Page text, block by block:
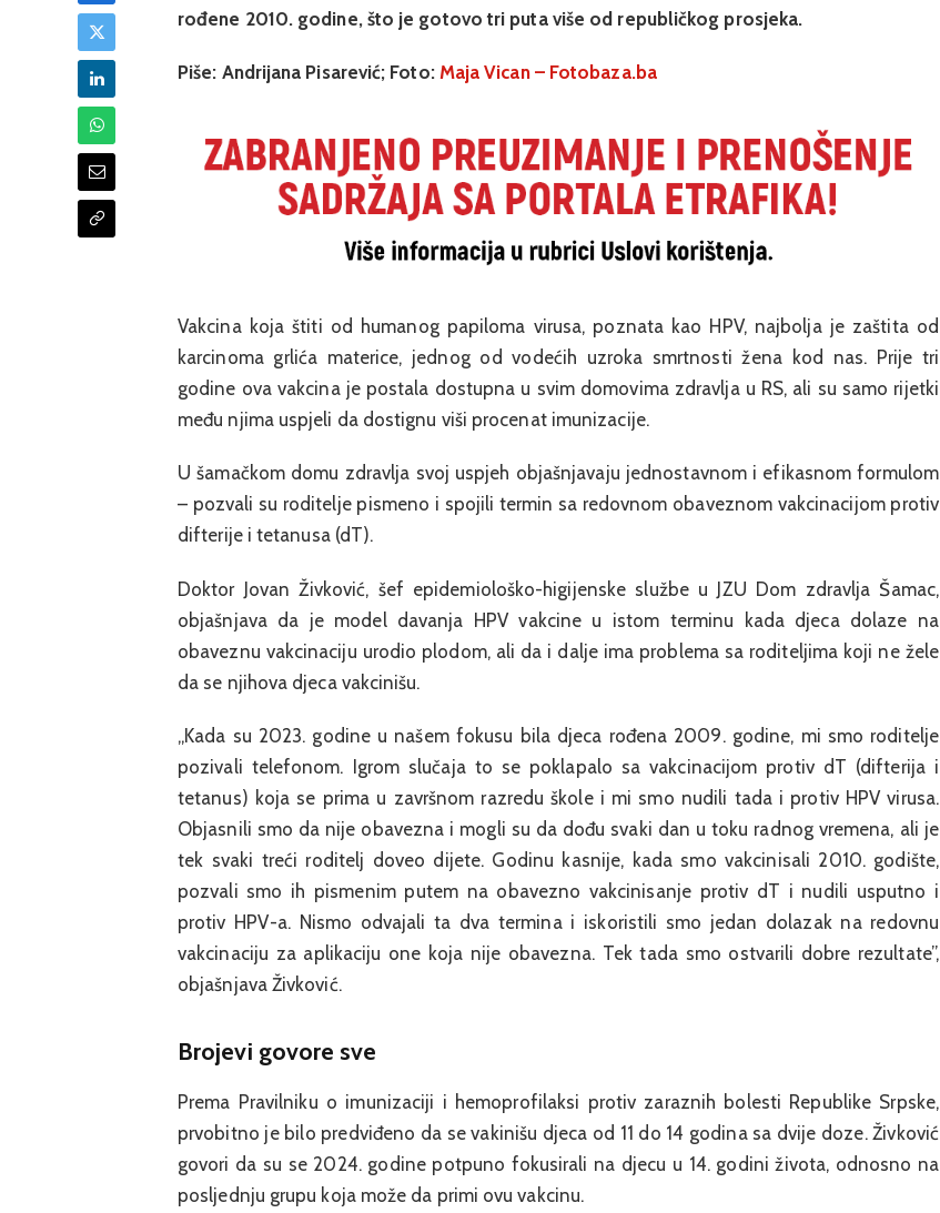
rođene 2010. godine, što je gotovo tri puta više od republičkog prosjeka.
Piše: Andrijana Pisarević; Foto: Maja Vican – Fotobaza.ba
Vakcina koja štiti od humanog papiloma virusa, poznata kao HPV, najbolja je zaštita od
karcinoma grlića materice, jednog od vodećih uzroka smrtnosti žena kod nas. Prije tri
godine ova vakcina je postala dostupna u svim domovima zdravlja u RS, ali su samo rijetki
među njima uspjeli da dostignu viši procenat imunizacije.
U šamačkom domu zdravlja svoj uspjeh objašnjavaju jednostavnom i efikasnom formulom
– pozvali su roditelje pismeno i spojili termin sa redovnom obaveznom vakcinacijom protiv
difterije i tetanusa (dT).
Doktor Jovan Živković, šef epidemiološko-higijenske službe u JZU Dom zdravlja Šamac,
objašnjava da je model davanja HPV vakcine u istom terminu kada djeca dolaze na
obaveznu vakcinaciju urodio plodom, ali da i dalje ima problema sa roditeljima koji ne žele
da se njihova djeca vakcinišu.
„Kada su 2023. godine u našem fokusu bila djeca rođena 2009. godine, mi smo roditelje
pozivali telefonom. Igrom slučaja to se poklapalo sa vakcinacijom protiv dT (difterija i
tetanus) koja se prima u završnom razredu škole i mi smo nudili tada i protiv HPV virusa.
Objasnili smo da nije obavezna i mogli su da dođu svaki dan u toku radnog vremena, ali je
tek svaki treći roditelj doveo dijete. Godinu kasnije, kada smo vakcinisali 2010. godište,
pozvali smo ih pismenim putem na obavezno vakcinisanje protiv dT i nudili usputno i
protiv HPV-a. Nismo odvajali ta dva termina i iskoristili smo jedan dolazak na redovnu
vakcinaciju za aplikaciju one koja nije obavezna. Tek tada smo ostvarili dobre rezultate”,
objašnjava Živković.
Brojevi govore sve
Prema Pravilniku o imunizaciji i hemoprofilaksi protiv zaraznih bolesti Republike Srpske,
prvobitno je bilo predviđeno da se vakinišu djeca od 11 do 14 godina sa dvije doze. Živković
govori da su se 2024. godine potpuno fokusirali na djecu u 14. godini života, odnosno na
posljednju grupu koja može da primi ovu vakcinu.